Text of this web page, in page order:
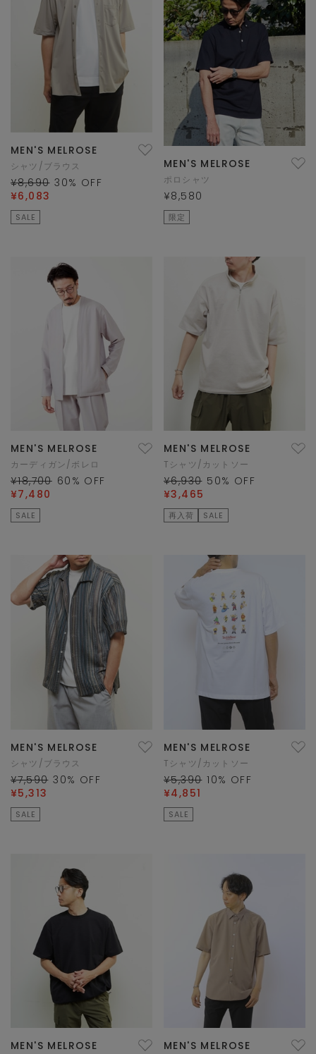
MEN'S MELROSE
シャツ/ブラウス
¥8,690 30% OFF
¥6,083
SALE
MEN'S MELROSE
ポロシャツ
¥8,580
限定
MEN'S MELROSE
カーディガン/ボレロ
¥18,700 60 % OFF
¥7,480
SALE
MEN'S MELROSE
Tシャツ/カットソー
¥6,930 50% OFF
¥3,465
再入荷 SALE
MEN'S MELROSE
シャツ/ブラウス
¥7,590 30% OFF
¥5,313
SALE
MEN'S MELROSE
Tシャツ/カットソー
¥5,390 10% OFF
¥4,851
SALE
MEN'S MELROSE MEN'S MELROSE